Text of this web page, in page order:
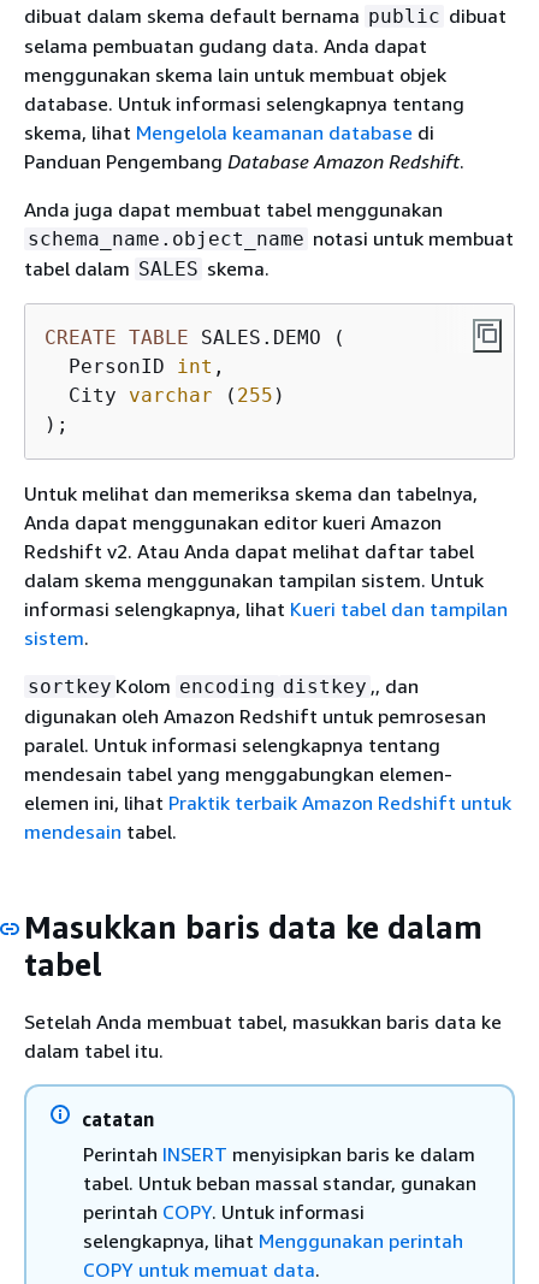
dibuat dalam skema default bernama public dibuat
selama pembuatan gudang data. Anda dapat
menggunakan skema lain untuk membuat objek
database. Untuk informasi selengkapnya tentang
skema, lihat Mengelola keamanan database di
Panduan Pengembang Database Amazon Redshift.
Anda juga dapat membuat tabel menggunakan
schema_name.object_name notasi untuk membuat
tabel dalam SALES skema.
CREATE TABLE SALES.DEMO (
  PersonID
int ,
  City
varchar ( 255 )
);
Untuk melihat dan memeriksa skema dan tabelnya,
Anda dapat menggunakan editor kueri Amazon
Redshift v2. Atau Anda dapat melihat daftar tabel
dalam skema menggunakan tampilan sistem. Untuk
informasi selengkapnya, lihat Kueri tabel dan tampilan
sistem.
sortkey Kolom encoding distkey ,, dan
digunakan oleh Amazon Redshift untuk pemrosesan
paralel. Untuk informasi selengkapnya tentang
mendesain tabel yang menggabungkan elemen-
elemen ini, lihat Praktik terbaik Amazon Redshift untuk
mendesain tabel.
Masukkan baris data ke dalam
tabel
Setelah Anda membuat tabel, masukkan baris data ke
dalam tabel itu.
catatan
Perintah INSERT menyisipkan baris ke dalam
tabel. Untuk beban massal standar, gunakan
perintah COPY. Untuk informasi
selengkapnya, lihat Menggunakan perintah
COPY untuk memuat data.